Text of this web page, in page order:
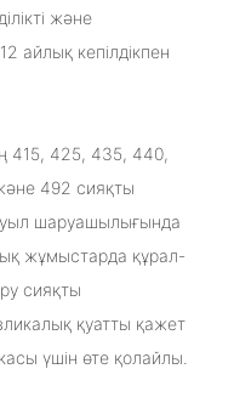
және
айлық кепілдікпен
415, 425, 435, 440,
492 сияқты
шаруашылығында
жұмыстарда құрал-
сияқты
қуатты қажет
үшін өте қолайлы.